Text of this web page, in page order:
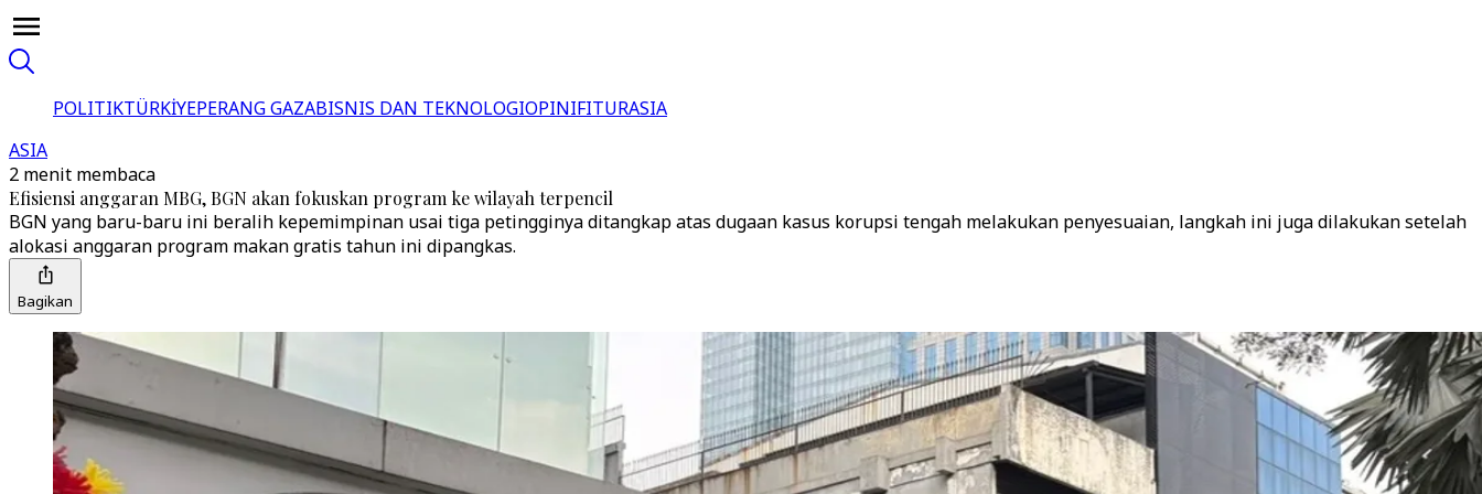
POLITIKTÜRKİYEPERANG GAZABISNIS DAN TEKNOLOGIOPINIFITURASIA
ASIA
2 menit membaca
Efisiensi anggaran MBG, BGN akan fokuskan program ke wilayah terpencil
BGN yang baru-baru ini beralih kepemimpinan usai tiga petingginya ditangkap atas dugaan kasus korupsi tengah melakukan penyesuaian, langkah ini juga dilakukan setelah
alokasi anggaran program makan gratis tahun ini dipangkas.
Bagikan